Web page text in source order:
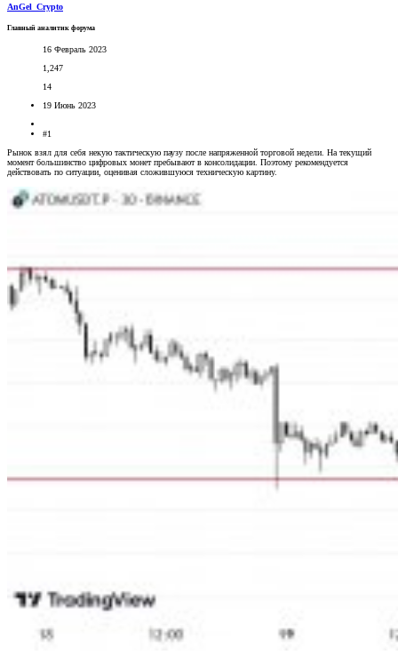
AnGel_Crypto
Главный аналитик форума
16 Февраль 2023
1,247
14
19 Июнь 2023
#1
Рынок взял для себя некую тактическую паузу после напряженной торговой недели. На текущий
момент большинство цифровых монет пребывают в консолидации. Поэтому рекомендуется
действовать по ситуации, оценивая сложившуюся техническую картину.